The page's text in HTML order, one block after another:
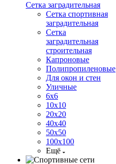
Сетка заградительная
Сетка спортивная
заградительная
Сетка
заградительная
строительная
Капроновые
Полипропиленовые
Для окон и стен
Уличные
6х6
10х10
20х20
40х40
50х50
100х100
Ещё